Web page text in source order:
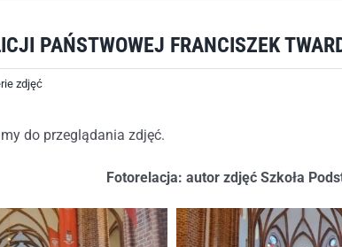
PAŃSTWOWEJ FRANCISZEK
zdjęć
do przeglądania zdjęć.
Fotorelacja: autor zdjęć Szkoła